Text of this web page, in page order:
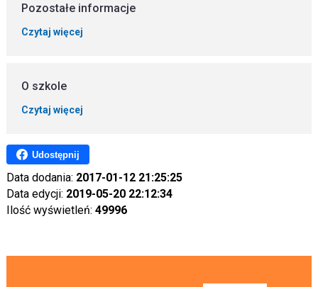
Pozostałe informacje
Czytaj więcej
O szkole
Czytaj więcej
Udostępnij
Data dodania: 2017-01-12 21:25:25
Data edycji: 2019-05-20 22:12:34
Ilość wyświetleń: 49996